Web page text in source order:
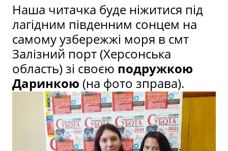
Наша читачка буде ніжитися під
лагідним південним сонцем на
самому узбережжі моря в смт
Залізний порт (Херсонська
область) зі своєю подружкою
Даринкою (на фото зправа).